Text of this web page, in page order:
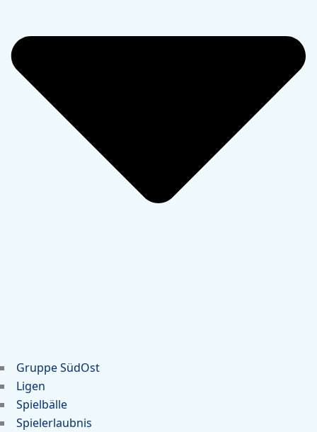
Gruppe SüdOst
Ligen
Spielbälle
Spielerlaubnis